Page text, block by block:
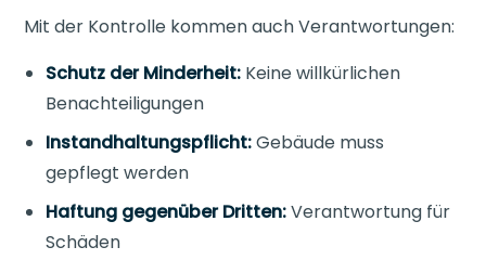
Mit der Kontrolle kommen auch Verantwortungen:
Schutz der Minderheit: Keine willkürlichen
Benachteiligungen
Instandhaltungspflicht:Gebäude muss
gepflegt werden
Haftung gegenüber Dritten:Verantwortung für
Schäden